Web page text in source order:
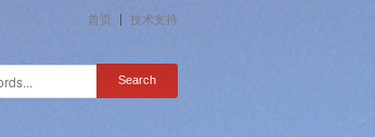
首页 技术支持